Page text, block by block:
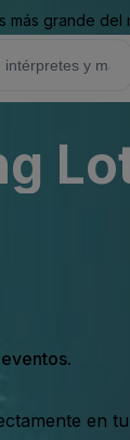
grande
en